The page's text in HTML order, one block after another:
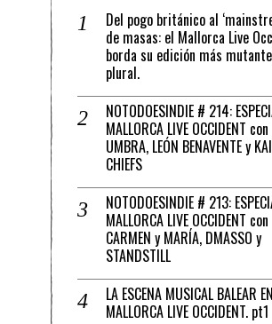
Del pogo británico al
de masas: el Mallorca Live
borda su edición más
plural.
NOTODOESINDIE # 214:
MALLORCA LIVE OCCIDENT con
UMBRA, LEÓN BENAVENTE y
CHIEFS
NOTODOESINDIE # 213:
MALLORCA LIVE OCCIDENT con
CARMEN y MARÍA, DMASSO y
STANDSTILL
LA ESCENA MUSICAL BALEAR
MALLORCA LIVE OCCIDENT. pt1